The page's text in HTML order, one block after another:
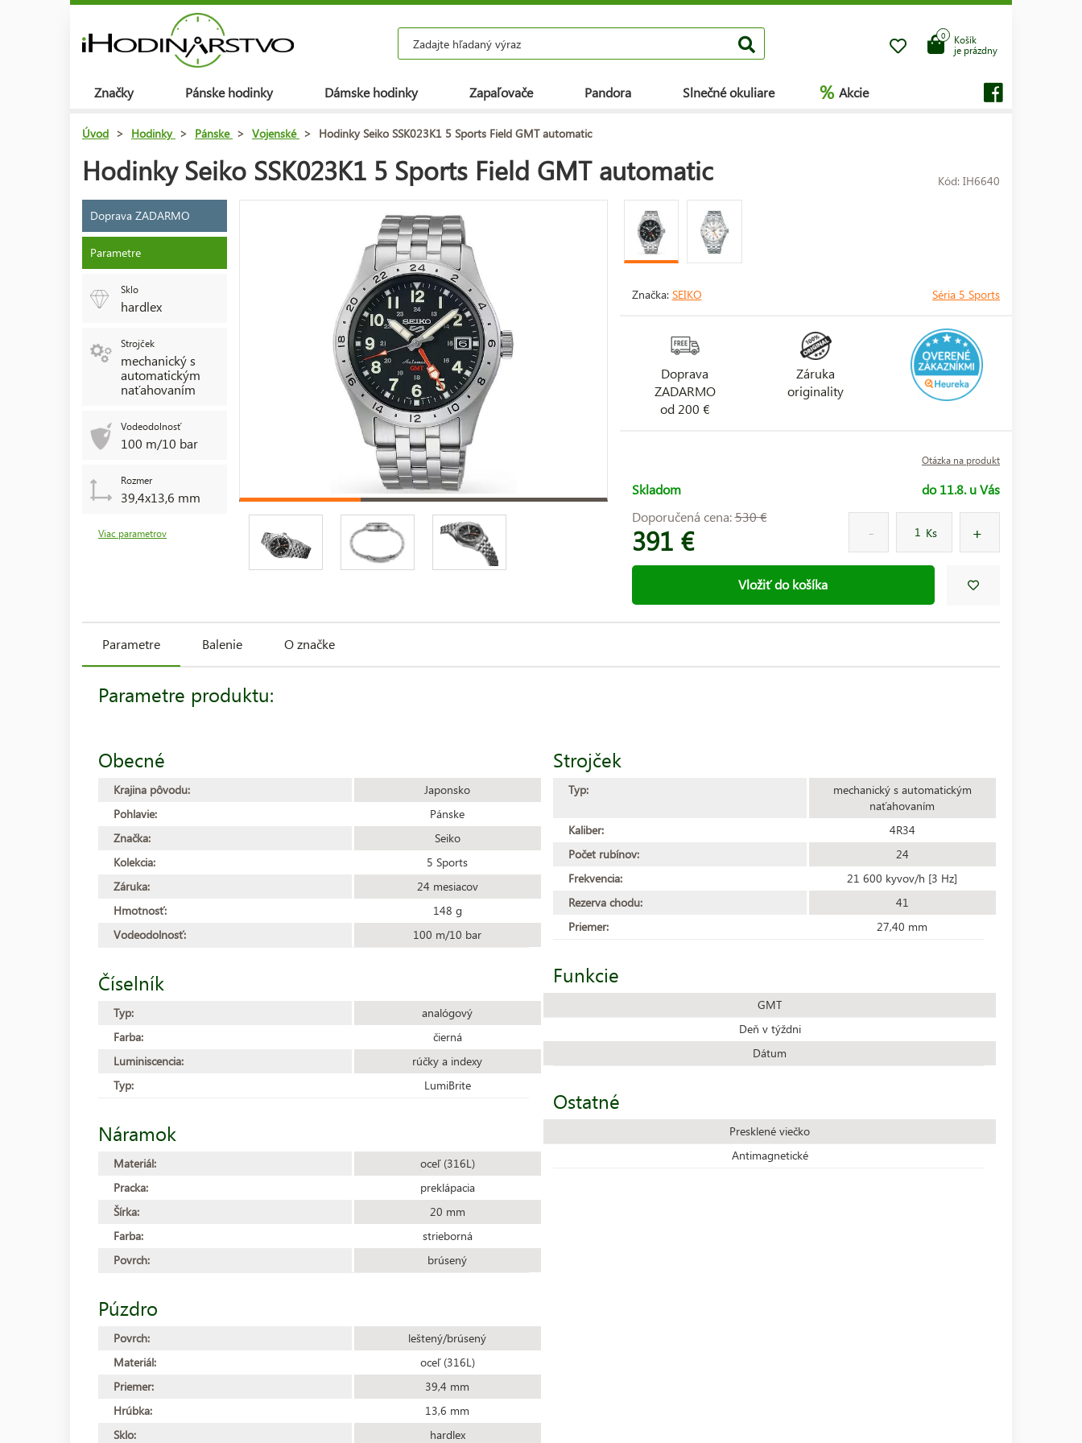
Košík
je prázdny
0
Značky Pánske hodinky Dámske hodinky Zapaľovače Pandora Slnečné okuliare % Akcie
Úvod > Hodinky > Pánske > Vojenské > Hodinky Seiko SSK023K1 5 Sports Field GMT automatic
Hodinky Seiko SSK023K1 5 Sports Field GMT automatic Kód: IH6640
Doprava ZADARMO
Parametre
Sklo
hardlex
Strojček
mechanický s
automatickým
naťahovaním
Vodeodolnosť
100 m/10 bar
Rozmer
39,4x13,6 mm
Viac parametrov
Značka: SEIKO Séria 5 Sports
Doprava
ZADARMO
od 200 €
Záruka
originality
Otázka na produkt
Skladom
do 11.8. u Vás
Doporučená cena:530 €
391 € Ks
Vložiť do košíka
Parametre Balenie O značke
Parametre produktu:
Obecné
Krajina pôvodu:
Japonsko
Pohlavie:
Pánske
Značka:
Seiko
Kolekcia:
5 Sports
Záruka:
24 mesiacov
Hmotnosť:
148 g
Vodeodolnosť:
100 m/10 bar
Číselník
Typ:
analógový
Farba:
čierná
Luminiscencia:
rúčky a indexy
Typ:
LumiBrite
Náramok
Materiál:
oceľ (316L)
Pracka:
preklápacia
Šírka:
20 mm
Farba:
strieborná
Povrch:
brúsený
Púzdro
Povrch:
leštený/brúsený
Materiál:
oceľ (316L)
Priemer:
39,4 mm
Hrúbka:
13,6 mm
Sklo:
hardlex
Strojček
Typ:
mechanický s automatickým
naťahovaním
Kaliber:
4R34
Počet rubínov:
24
Frekvencia:
21 600 kyvov/h [3 Hz]
Rezerva chodu:
41
Priemer:
27,40 mm
Funkcie
GMT
Deň v týždni
Dátum
Ostatné
Presklené viečko
Antimagnetické